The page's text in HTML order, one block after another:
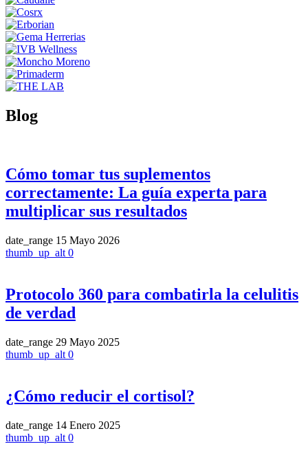
Blog
Cómo tomar tus suplementos
correctamente: La guía experta para
multiplicar sus resultados
date_range 15 Mayo 2026
thumb_up_alt 0
Protocolo 360 para combatirla la celulitis
de verdad
date_range 29 Mayo 2025
thumb_up_alt 0
¿Cómo reducir el cortisol?
date_range 14 Enero 2025
thumb_up_alt 0